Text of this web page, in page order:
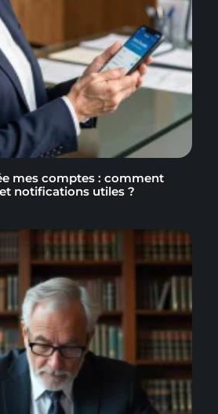
mes comptes : comment
notifications utiles ?